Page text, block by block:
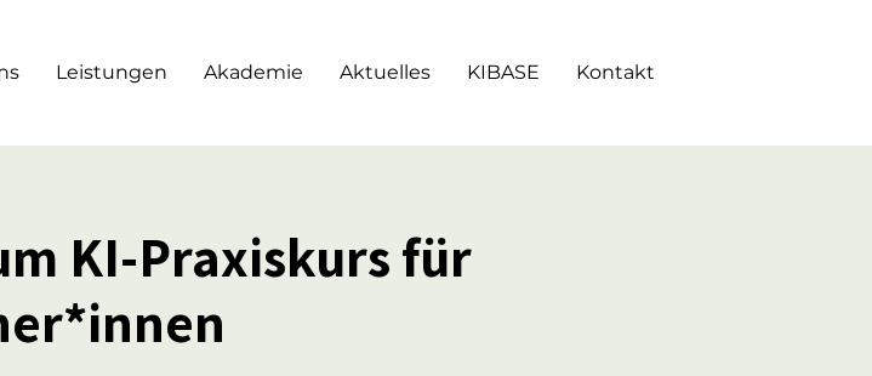
Leistungen Akademie Aktuelles KIBASE Kontakt
KI-Praxiskurs für